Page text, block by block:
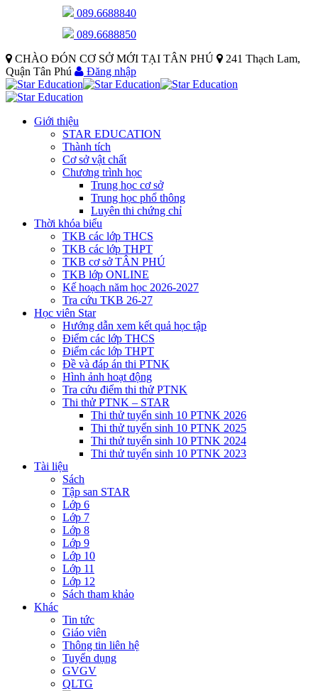
089.6688840
089.6688850
CHÀO ĐÓN CƠ SỞ MỚI TẠI TÂN PHÚ
241 Thạch Lam,
Quận Tân Phú
Đăng nhập
Giới thiệu
STAR EDUCATION
Thành tích
Cơ sở vật chất
Chương trình học
Trung học cơ sở
Trung học phổ thông
Luyên thi chứng chỉ
Thời khóa biểu
TKB các lớp THCS
TKB các lớp THPT
TKB cơ sở TÂN PHÚ
TKB lớp ONLINE
Kế hoạch năm học 2026-2027
Tra cứu TKB 26-27
Học viên Star
Hướng dẫn xem kết quả học tập
Điểm các lớp THCS
Điểm các lớp THPT
Đề và đáp án thi PTNK
Hình ảnh hoạt động
Tra cứu điểm thi thử PTNK
Thi thử PTNK – STAR
Thi thử tuyển sinh 10 PTNK 2026
Thi thử tuyển sinh 10 PTNK 2025
Thi thử tuyển sinh 10 PTNK 2024
Thi thử tuyển sinh 10 PTNK 2023
Tài liệu
Sách
Tập san STAR
Lớp 6
Lớp 7
Lớp 8
Lớp 9
Lớp 10
Lớp 11
Lớp 12
Sách tham khảo
Khác
Tin tức
Giáo viên
Thông tin liên hệ
Tuyển dụng
GVGV
QLTG